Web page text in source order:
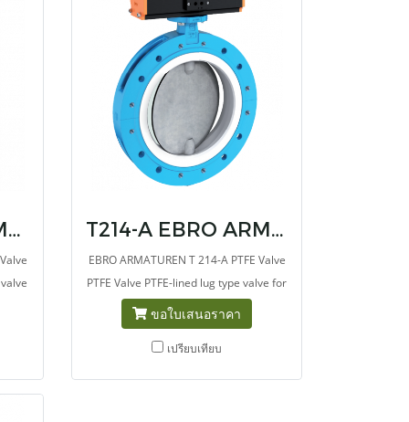
T211-C EBRO ARMATUREN PTFE Valve T214-A EBRO ARMATUREN PTFE Valve
EBRO ARMATUREN T 214-A PTFE Valve
PTFE Valve PTFE-lined lug type valve for
chemicals and high-corrosive media.
ขอใบเสนอราคา
เปรียบเทียบ